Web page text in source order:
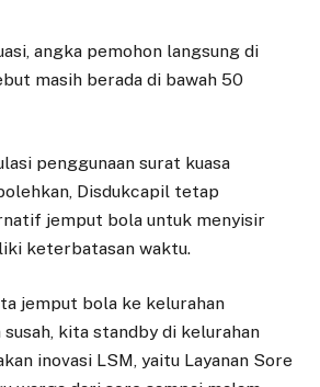
angka pemohon langsung di
masih berada di bawah 50
penggunaan surat kuasa
Disdukcapil tetap
jemput bola untuk menyisir
keterbatasan waktu.
jemput bola ke kelurahan
kita standby di kelurahan
inovasi LSM, yaitu Layanan Sore